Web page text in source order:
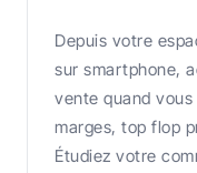
Depuis votre
sur smartphone,
vente quand
marges, top flop
Étudiez votre